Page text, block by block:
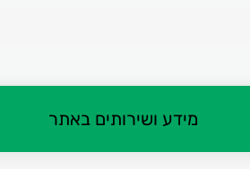
מידע ושירותים באתר